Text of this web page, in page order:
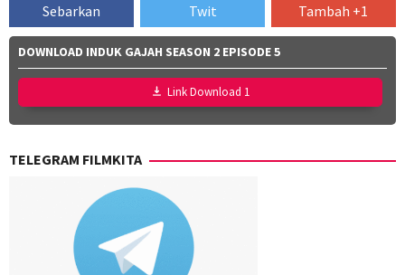
Sebarkan Twit Tambah +1
DOWNLOAD INDUK GAJAH SEASON 2 EPISODE 5
Link Download 1
TELEGRAM FILMKITA